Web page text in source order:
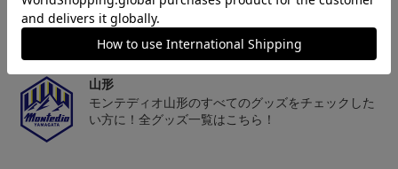
チームマスコット「ディーオ」グッズは、サポータ
ーやファン必見！
山形
モンテディオ山形のすべてのグッズをチェックした
い方に！全グッズ一覧はこちら！